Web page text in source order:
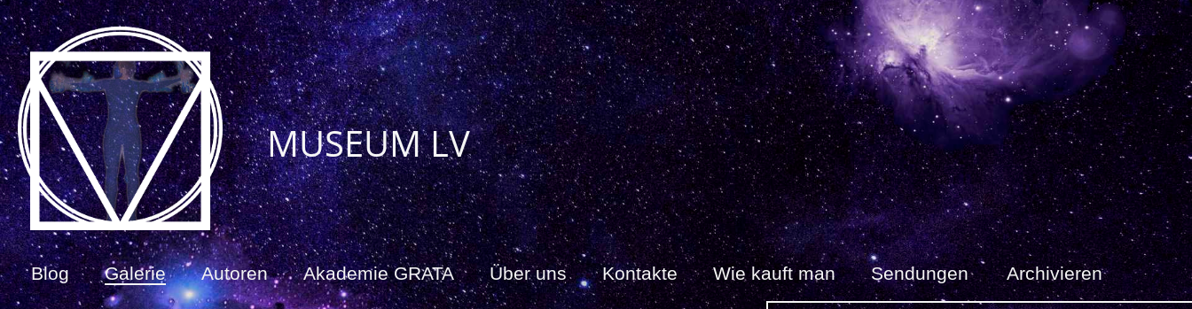
Blog Galerie Autoren Akademie GRATA Über uns Kontakte Wie kauft man Sendungen Archivieren
MUSEUM LV